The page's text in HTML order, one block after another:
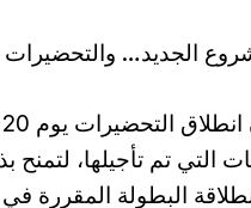
الجديد… والتحضيرات تنطلق
تم تأجيلها، لتمنح